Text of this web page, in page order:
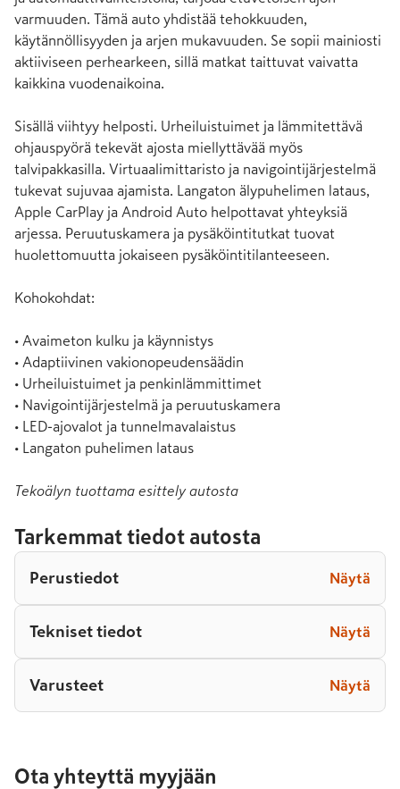
varmuuden. Tämä auto yhdistää tehokkuuden,
käytännöllisyyden ja arjen mukavuuden. Se sopii mainiosti
aktiiviseen perhearkeen, sillä matkat taittuvat vaivatta
kaikkina vuodenaikoina.
Sisällä viihtyy helposti. Urheiluistuimet ja lämmitettävä
ohjauspyörä tekevät ajosta miellyttävää myös
talvipakkasilla. Virtuaalimittaristo ja navigointijärjestelmä
tukevat sujuvaa ajamista. Langaton älypuhelimen lataus,
Apple CarPlay ja Android Auto helpottavat yhteyksiä
arjessa. Peruutuskamera ja pysäköintitutkat tuovat
huolettomuutta jokaiseen pysäköintitilanteeseen.
Kohokohdat:
• Avaimeton kulku ja käynnistys
• Adaptiivinen vakionopeudensäädin
• Urheiluistuimet ja penkinlämmittimet
• Navigointijärjestelmä ja peruutuskamera
• LED-ajovalot ja tunnelmavalaistus
• Langaton puhelimen lataus
Tekoälyn tuottama esittely autosta
Tarkemmat tiedot autosta
Perustiedot Näytä
Tekniset tiedot Näytä
Varusteet Näytä
Ota yhteyttä myyjään